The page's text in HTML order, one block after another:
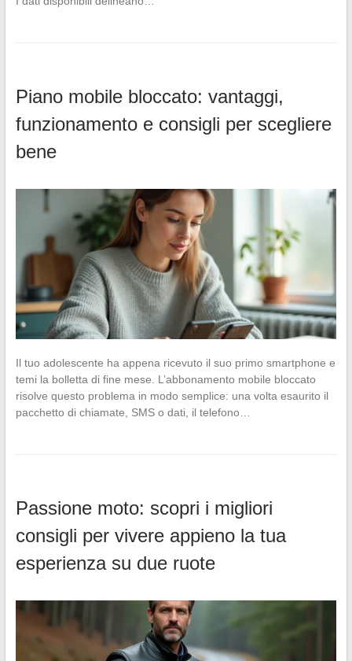
Piano mobile bloccato: vantaggi,
funzionamento e consigli per scegliere
bene
Il tuo adolescente ha appena ricevuto il suo primo smartphone e
temi la bolletta di fine mese. L’abbonamento mobile bloccato
risolve questo problema in modo semplice: una volta esaurito il
pacchetto di chiamate, SMS o dati, il telefono…
Passione moto: scopri i migliori
consigli per vivere appieno la tua
esperienza su due ruote